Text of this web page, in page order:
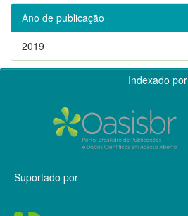
Ano de publicação
2019
Indexado por
Suportado por